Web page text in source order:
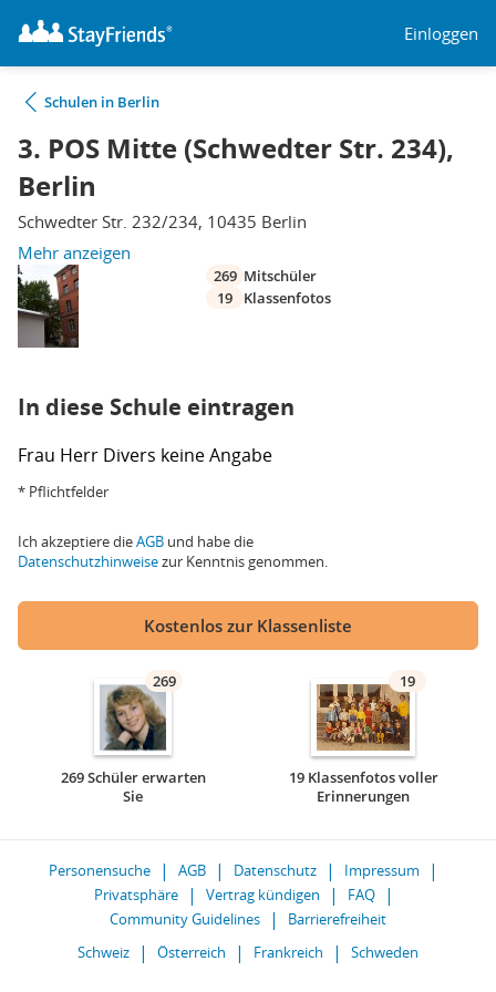
Einloggen
Schulen in Berlin
3. POS Mitte (Schwedter Str. 234),
Berlin
Schwedter Str. 232/234, 10435 Berlin
Mehr anzeigen
269 Mitschüler
19
Klassenfotos
In diese Schule eintragen
Frau Herr Divers keine Angabe
* Pflichtfelder
Ich akzeptiere dieAGB und habe die
Datenschutzhinweisezur Kenntnis genommen.
Kostenlos zur Klassenliste
269
269 Schüler erwarten
Sie
19
19 Klassenfotos voller
Erinnerungen
Personensuche AGB Datenschutz
Impressum
Privatsphäre
Vertrag kündigen
FAQ
Community Guidelines
Barrierefreiheit
Schweiz
Österreich Frankreich Schweden